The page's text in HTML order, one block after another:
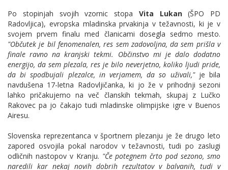
Po stopinjah svojih vzornic stopa Vita Lukan(ŠPO PD
Radovljica), evropska mladinskaprvakinja v težavnosti, ki je v
svojem prvem finalu med članicami dosegla sedmo mesto.
"Občutek je bil fenomenalen, res sem zadovoljna, da sem prišla v
finale ravno na kranjski tekmi. Občinstvo mi je dalo dodatno
energijo, da sem plezala, res je bilo neverjetno, koliko ljudi pride,
da bi spodbujali plezalce, in verjamem, da so uživali,"je bila
navdušena 17-letna Radovljičanka, ki jo že v prihodnji sezoni
lahko pričakujemo na več članskih tekmah, skupaj z Lučko
Rakovec pa jo čakajo tudi mladinske olimpijske igre v Buenos
Airesu.
Slovenska reprezentanca v športnem plezanju je žedrugo leto
zapored osvojila pokal narodov v težavnosti, tudi po zaslugi
odličnih nastopov v Kranju. "Če potegnem črto pod sezono, smo
naredili kar nekaj novih dobrih rezultatov v balvanih, tudi v